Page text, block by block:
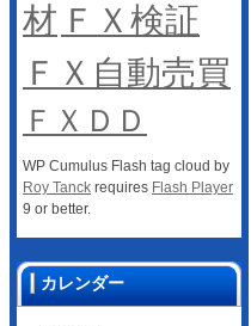
材 ＦＸ検証
ＦＸ自動売買
ＦＸＤＤ
WP Cumulus Flash tag cloud by
Roy Tanck requires Flash Player
9 or better.
カレンダー